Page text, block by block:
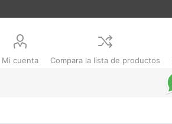
Mi cuenta Compara la lista de productos